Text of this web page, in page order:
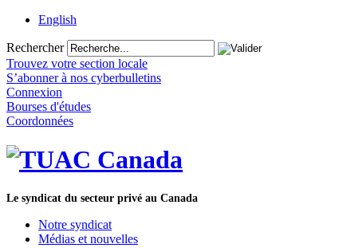
English
Rechercher
Trouvez votre section locale
S’abonner à nos cyberbulletins
Connexion
Bourses d'études
Coordonnées
Le syndicat du secteur privé au Canada
Notre syndicat
Médias et nouvelles